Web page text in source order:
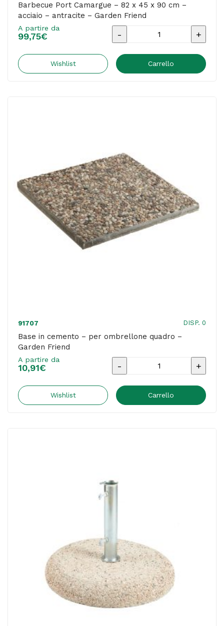
Barbecue Port Camargue – 82 x 45 x 90 cm –
acciaio – antracite – Garden Friend
A partire da
99,75€
Barbecue
Camargue
90
cm
-
acciaio
-
antracite
-
Wishlist Carrello
91707 DISP. 0
Base in cemento – per ombrellone quadro –
Garden Friend
A partire da
10,91€
Base
cemento
Garden
Wishlist Carrello